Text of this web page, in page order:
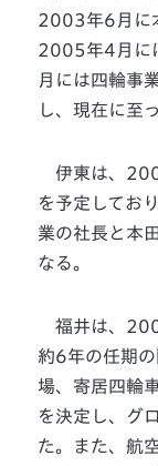
2003年6月に
2005年4月に
月には四輪事
し、現在に至
伊東は、
を予定してお
業の社長と本
なる。
福井は、
約6年の任期
場、寄居四輪
を決定し、グ
た。また、航